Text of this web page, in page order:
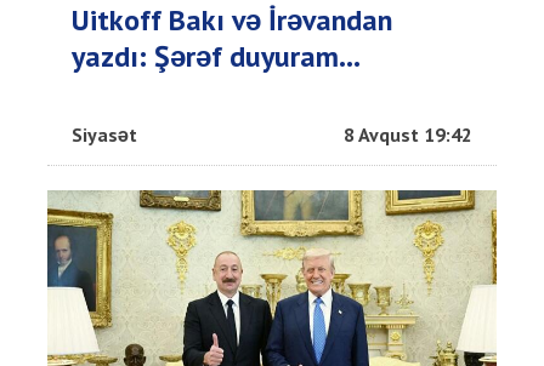
Uitkoff Bakı və İrəvandan
yazdı: Şərəf duyuram...
Siyasət 8 Avqust 19:42